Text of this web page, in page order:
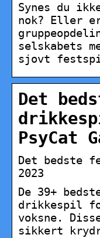
Synes du
nok? Eller
selskabets
sjovt
Det
PsyCat
Det bedste
2023
De 39+
drikkespil
voksne.
sikkert